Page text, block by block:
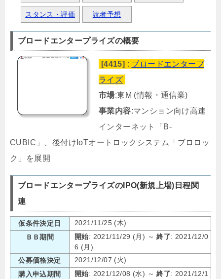
スタンス・評価 読者予想
ブロードエンタープライズの概要
[4415] : ブロードエンタープ
ライズ
市場:東M (情報・通信業)
事業内容:マンション向け高速
インターネット「B-
CUBIC」、後付けIoTオートロックシステム「ブロロッ
ク」を展開
ブロードエンタープライズのIPO(新規上場)日程関
連
仮条件決定日
2021/11/25 (木)
ＢＢ期間
開始: 2021/11/29 (月) ～終了: 2021/12/0
6 (月)
公募価格決定
2021/12/07 (火)
購入申込期間
開始: 2021/12/08 (水) ～終了: 2021/12/1